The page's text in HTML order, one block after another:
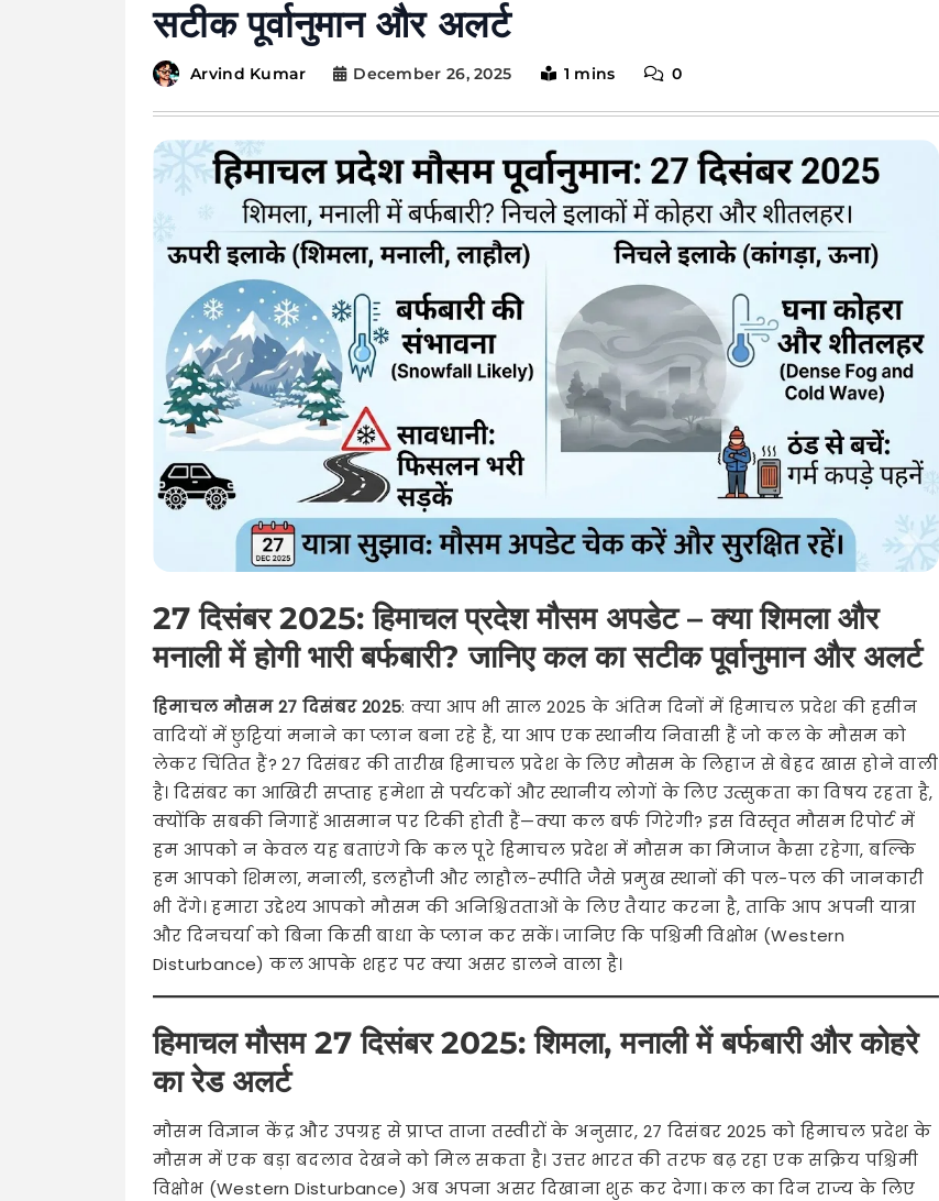
सटीक पूर्वानुमान और अलर्ट
Arvind Kumar December 26, 2025 1 mins 0
27 दिसंबर 2025: हिमाचल प्रदेश मौसम अपडेट – क्या शिमला और
मनाली में होगी भारी बर्फबारी? जानिए कल का सटीक पूर्वानुमान और अलर्ट
हिमाचल मौसम 27 दिसंबर 2025: क्या आप भी साल 2025 के अंतिम दिनों में हिमाचल प्रदेश की हसीन
वादियों में छुट्टियां मनाने का प्लान बना रहे हैं, या आप एक स्थानीय निवासी हैं जो कल के मौसम को
लेकर चिंतित हैं? 27 दिसंबर की तारीख हिमाचल प्रदेश के लिए मौसम के लिहाज से बेहद खास होने वाली
है। दिसंबर का आखिरी सप्ताह हमेशा से पर्यटकों और स्थानीय लोगों के लिए उत्सुकता का विषय रहता है,
क्योंकि सबकी निगाहें आसमान पर टिकी होती हैं—क्या कल बर्फ गिरेगी? इस विस्तृत मौसम रिपोर्ट में
हम आपको न केवल यह बताएंगे कि कल पूरे हिमाचल प्रदेश में मौसम का मिजाज कैसा रहेगा, बल्कि
हम आपको शिमला, मनाली, डलहौजी और लाहौल-स्पीति जैसे प्रमुख स्थानों की पल-पल की जानकारी
भी देंगे। हमारा उद्देश्य आपको मौसम की अनिश्चितताओं के लिए तैयार करना है, ताकि आप अपनी यात्रा
और दिनचर्या को बिना किसी बाधा के प्लान कर सकें। जानिए कि पश्चिमी विक्षोभ (Western
Disturbance) कल आपके शहर पर क्या असर डालने वाला है।
हिमाचल मौसम 27 दिसंबर 2025: शिमला, मनाली में बर्फबारी और कोहरे
का रेड अलर्ट
मौसम विज्ञान केंद्र और उपग्रह से प्राप्त ताजा तस्वीरों के अनुसार, 27 दिसंबर 2025 को हिमाचल प्रदेश के
मौसम में एक बड़ा बदलाव देखने को मिल सकता है। उत्तर भारत की तरफ बढ़ रहा एक सक्रिय पश्चिमी
विक्षोभ (Western Disturbance) अब अपना असर दिखाना शुरू कर देगा। कल का दिन राज्य के लिए